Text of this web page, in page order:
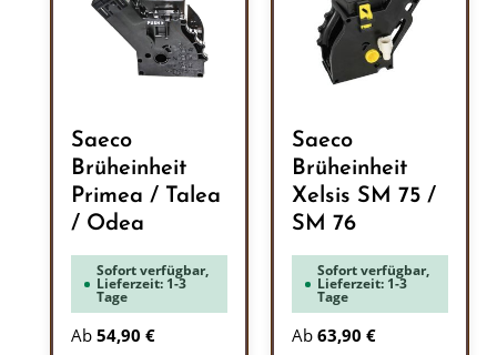
Saeco
Brüheinheit
Primea / Talea
/ Odea
Sofort verfügbar,
Lieferzeit: 1-3
Tage
Ab 54,90 €
Saeco
Brüheinheit
Xelsis SM 75 /
SM 76
Sofort verfügbar,
Lieferzeit: 1-3
Tage
Ab 63,90 €